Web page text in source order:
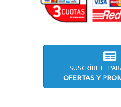
SUSCRÍBETE
OFERTAS Y